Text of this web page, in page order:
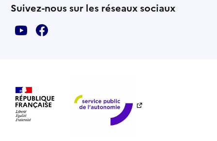
Suivez-nous sur les réseaux sociaux